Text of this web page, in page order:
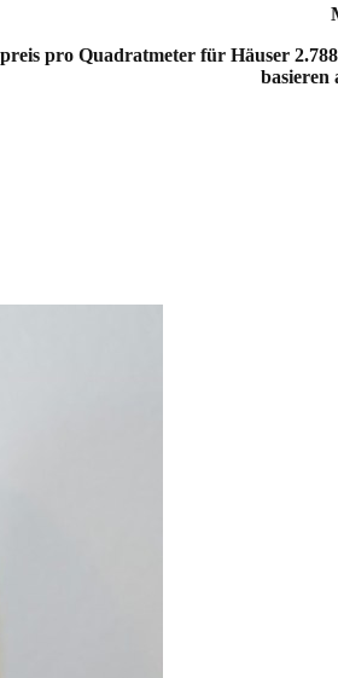
pro Quadratmeter für Häuser
basieren